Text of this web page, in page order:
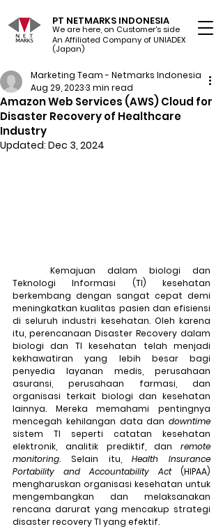
PT NETMARKS INDONESIA
We are here, on Customer's side
An Affiliated Company of UNIADEX Ltd.
(Japan)
Amazon Web Services (AWS) Cloud for
Disaster Recovery of Healthcare
Industry
Marketing Team - Netmarks Indonesia
Aug 29, 20233 min read
Updated: Dec 3, 2024
Teknologi Informasi (TI) kesehatan
berkembang dengan sangat cepat demi
meningkatkan kualitas pasien dan efisiensi
di seluruh industri kesehatan. Oleh karena
itu, perencanaan Disaster Recovery dalam
biologi dan TI kesehatan telah menjadi
kekhawatiran yang lebih besar bagi
penyedia layanan medis, perusahaan
asuransi, perusahaan farmasi, dan
organisasi terkait biologi dan kesehatan
lainnya. Mereka memahami pentingnya
mencegah kehilangan data dan downtime
sistem TI seperti catatan kesehatan
elektronik, analitik prediktif, dan remote
monitoring. Selain itu, Health Insurance
Portability and Accountability Act (HIPAA)
mengharuskan organisasi kesehatan untuk
mengembangkan dan melaksanakan
rencana darurat yang mencakup strategi
disaster recovery TI yang efektif.